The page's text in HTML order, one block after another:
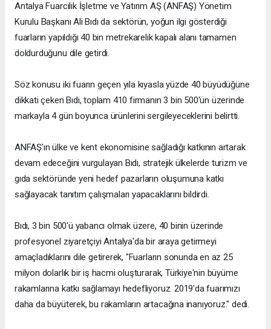
Antalya Fuarcılık İşletme ve Yatırım AŞ (ANFAŞ) Yönetim
Kurulu Başkanı Ali Bıdı da sektörün, yoğun ilgi gösterdiği
fuarların yapıldığı 40 bin metrekarelik kapalı alanı tamamen
doldurduğunu dile getirdi.
Söz konusu iki fuarın geçen yıla kıyasla yüzde 40 büyüdüğüne
dikkati çeken Bıdı, toplam 410 firmanın 3 bin 500'ün üzerinde
markayla 4 gün boyunca ürünlerini sergileyeceklerini belirtti.
ANFAŞ'ın ülke ve kent ekonomisine sağladığı katkının artarak
devam edeceğini vurgulayan Bıdı, stratejik ülkelerde turizm ve
gıda sektöründe yeni hedef pazarların oluşumuna katkı
sağlayacak tanıtım çalışmaları yapacaklarını bildirdi.
Bıdı, 3 bin 500'ü yabancı olmak üzere, 40 binin üzerinde
profesyonel ziyaretçiyi Antalya'da bir araya getirmeyi
amaçladıklarını dile getirerek, "Fuarların sonunda en az 25
milyon dolarlık bir iş hacmi oluşturarak, Türkiye'nin büyüme
rakamlarına katkı sağlamayı hedefliyoruz. 2019'da fuarımızı
daha da büyüterek, bu rakamların artacağına inanıyoruz." dedi.